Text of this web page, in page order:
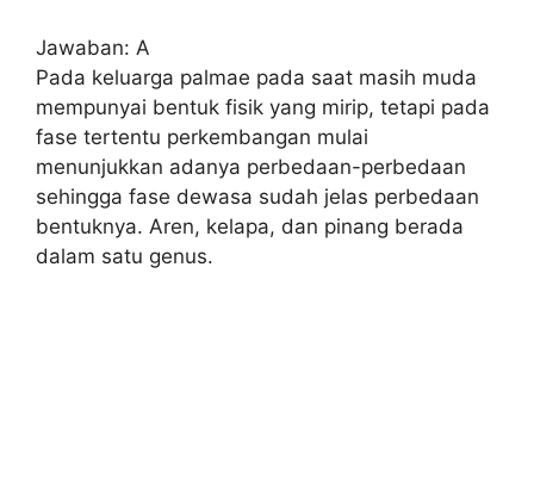
Jawaban: A
Pada keluarga palmae pada saat masih muda
mempunyai bentuk fisik yang mirip, tetapi pada
fase tertentu perkembangan mulai
menunjukkan adanya perbedaan-perbedaan
sehingga fase dewasa sudah jelas perbedaan
bentuknya. Aren, kelapa, dan pinang berada
dalam satu genus.